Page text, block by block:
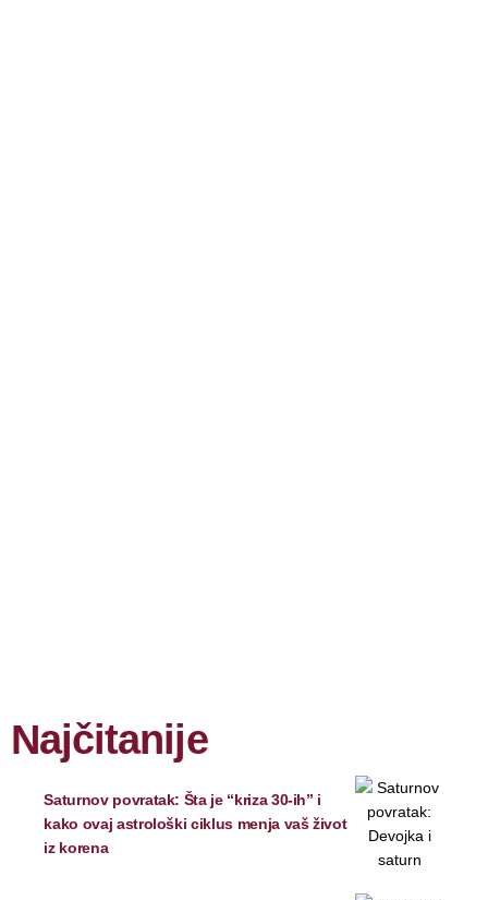
Najčitanije
Saturnov povratak: Šta je “kriza 30-ih” i
kako ovaj astrološki ciklus menja vaš život
iz korena